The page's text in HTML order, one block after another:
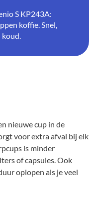
S KP243A:
koffie. Snel,
nieuwe cup in de
voor extra afval bij elk
is minder
of capsules. Ook
oplopen als je veel